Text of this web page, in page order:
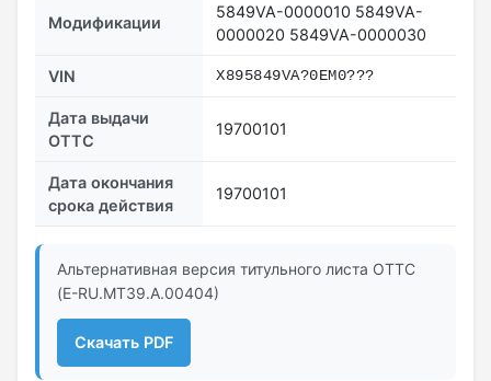
Модификации
5849VA-0000010 5849VA-
0000020 5849VA-0000030
VIN X895849VA?0EM0???
Дата выдачи
ОТТС
19700101
Дата окончания
срока действия
19700101
Альтернативная версия титульного листа ОТТС
(E-RU.МТ39.А.00404)
Скачать PDF